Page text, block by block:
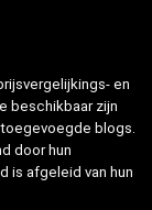
en
beschikbaar zijn
blogs.
door hun
is afgeleid van hun